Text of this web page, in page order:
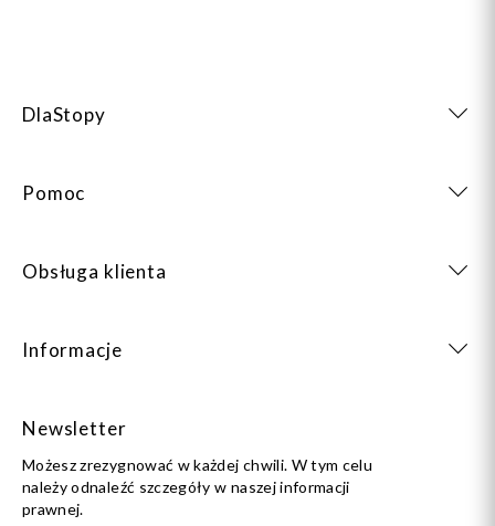
DlaStopy
Pomoc
Obsługa klienta
Informacje
Newsletter
Możesz zrezygnować w każdej chwili. W tym celu
należy odnaleźć szczegóły w naszej informacji
prawnej.